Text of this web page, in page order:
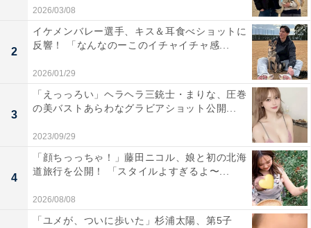
2026/03/08
2
イケメンバレー選手、キス＆耳食べショットに
反響！ 「なんなのーこのイチャイチャ感...
2026/01/29
3
「えっっろい」ヘラヘラ三銃士・まりな、圧巻
の美バストあらわなグラビアショット公開...
2023/09/29
4
「顔ちっっちゃ！」藤田ニコル、娘と初の北海
道旅行を公開！ 「スタイルよすぎるよ〜...
2026/08/08
「ユメが、ついに歩いた」杉浦太陽、第5子